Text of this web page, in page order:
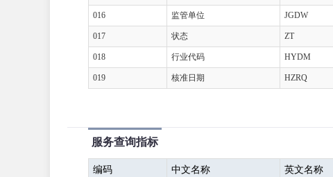
016 监管单位 JGDW
017 状态 ZT
018 行业代码 HYDM
019 核准日期 HZRQ
服务查询指标
编码 中文名称 英文名称